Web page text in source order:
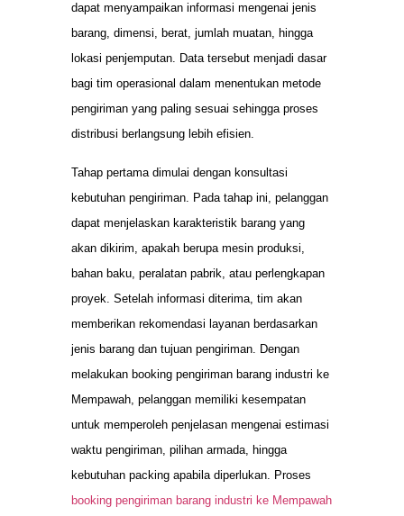
dapat menyampaikan informasi mengenai jenis
barang, dimensi, berat, jumlah muatan, hingga
lokasi penjemputan. Data tersebut menjadi dasar
bagi tim operasional dalam menentukan metode
pengiriman yang paling sesuai sehingga proses
distribusi berlangsung lebih efisien.
Tahap pertama dimulai dengan konsultasi
kebutuhan pengiriman. Pada tahap ini, pelanggan
dapat menjelaskan karakteristik barang yang
akan dikirim, apakah berupa mesin produksi,
bahan baku, peralatan pabrik, atau perlengkapan
proyek. Setelah informasi diterima, tim akan
memberikan rekomendasi layanan berdasarkan
jenis barang dan tujuan pengiriman. Dengan
melakukan booking pengiriman barang industri ke
Mempawah, pelanggan memiliki kesempatan
untuk memperoleh penjelasan mengenai estimasi
waktu pengiriman, pilihan armada, hingga
kebutuhan packing apabila diperlukan. Proses
booking pengiriman barang industri ke Mempawah